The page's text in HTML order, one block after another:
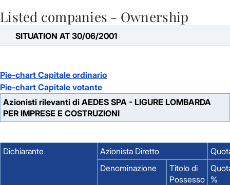
Skip to Main Content
Listed companies - Ownership
SITUATION AT 30/06/2001
Pie-chart Capitale ordinario
Pie-chart Capitale votante
Azionisti rilevanti di AEDES SPA - LIGURE LOMBARDA
PER IMPRESE E COSTRUZIONI
Dichiarante Azionista Diretto
Denominazione
Titolo di
Possesso %